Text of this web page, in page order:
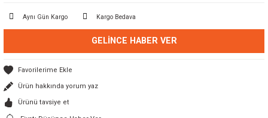
Aynı Gün Kargo Kargo Bedava
GELINCE HABER VER
Ürün hakkında yorum yaz
Ürünü tavsiye et